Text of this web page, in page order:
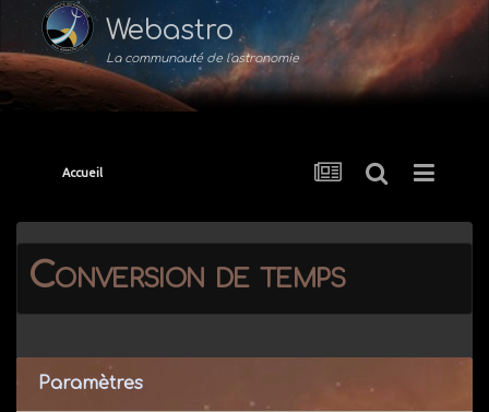
Webastro
La communauté de l'astronomie
Accueil
Conversion de temps
Paramètres